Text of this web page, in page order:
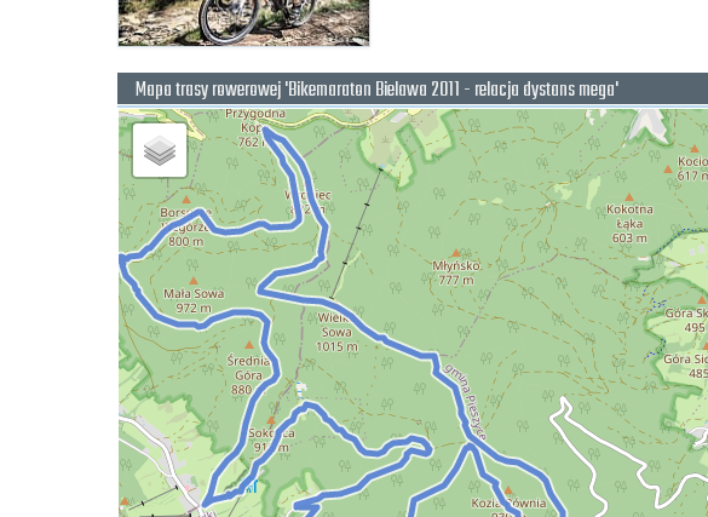
Mapa trasy rowerowej 'Bikemaraton Bielawa 2011 - relacja dystans mega'